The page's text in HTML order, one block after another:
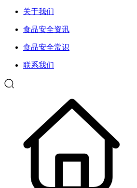
关于我们
食品安全资讯
食品安全常识
联系我们